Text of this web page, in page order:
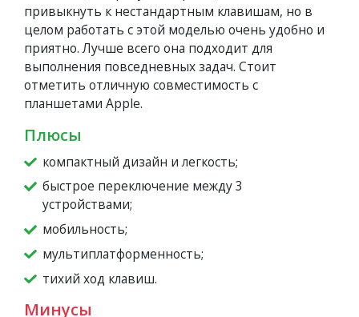
привыкнуть к нестандартным клавишам, но в
целом работать с этой моделью очень удобно и
приятно. Лучше всего она подходит для
выполнения повседневных задач. Стоит
отметить отличную совместимость с
планшетами Apple.
Плюсы
компактный дизайн и легкость;
быстрое переключение между 3
устройствами;
мобильность;
мультиплатформенность;
тихий ход клавиш.
Минусы